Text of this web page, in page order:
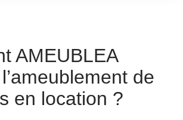
AMEUBLEA
de
en location ?